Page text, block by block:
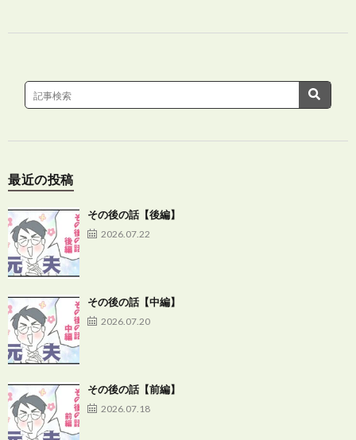
最近の投稿
その後の話【後編】
2026.07.22
その後の話【中編】
2026.07.20
その後の話【前編】
2026.07.18